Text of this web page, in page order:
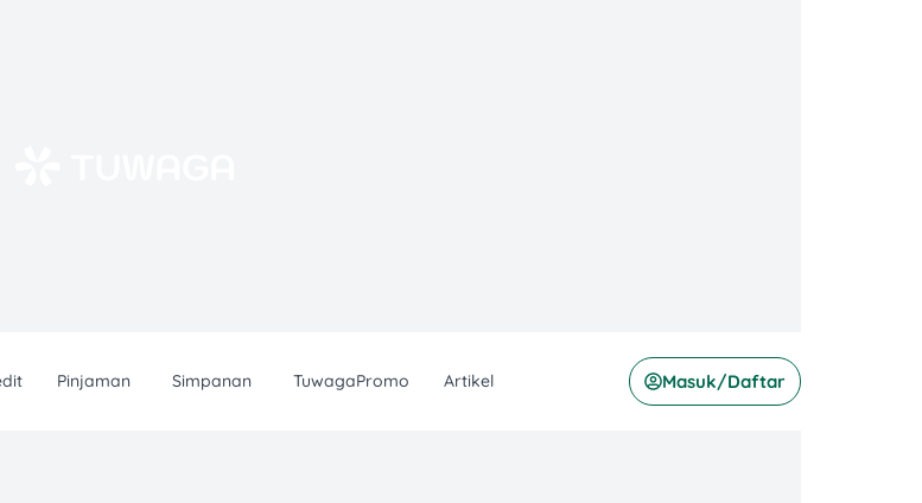
Pinjaman Simpanan TuwagaPromo Artikel Masuk/Daftar